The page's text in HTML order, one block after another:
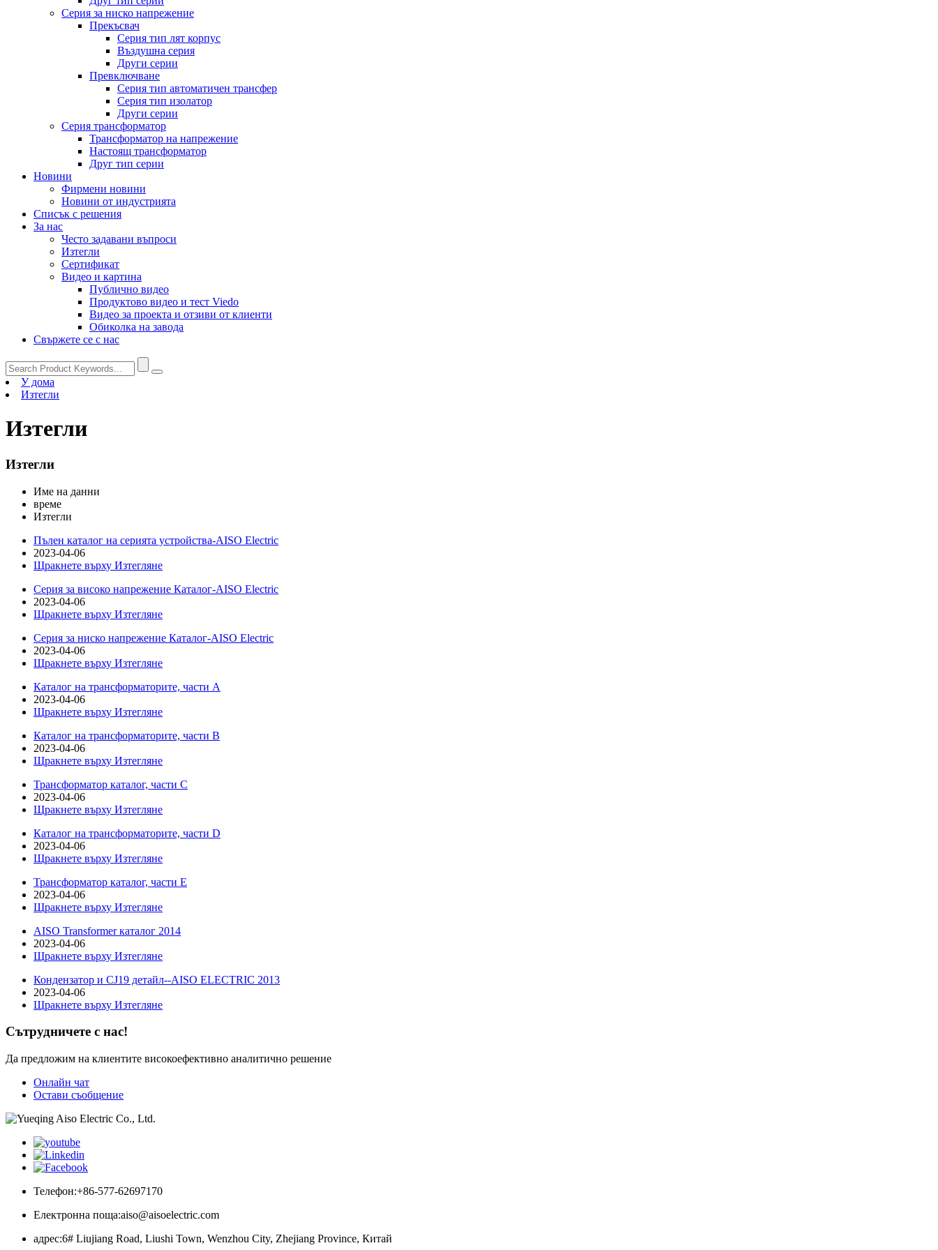
Серия за ниско напрежение
Прекъсвач
Серия тип лят корпус
Въздушна серия
Други серии
Превключване
Серия тип автоматичен трансфер
Серия тип изолатор
Други серии
Серия трансформатор
Трансформатор на напрежение
Настоящ трансформатор
Друг тип серии
Новини
Фирмени новини
Новини от индустрията
Списък с решения
За нас
Често задавани въпроси
Изтегли
Сертификат
Видео и картина
Публично видео
Продуктово видео и тест Viedo
Видео за проекта и отзиви от клиенти
Обиколка на завода
Свържете се с нас
У дома
Изтегли
Изтегли
Изтегли
Име на данни
време
Изтегли
Пълен каталог на серията устройства-AISO Electric
2023-04-06
Щракнете върху Изтегляне
Серия за високо напрежение Каталог-AISO Electric
2023-04-06
Щракнете върху Изтегляне
Серия за ниско напрежение Каталог-AISO Electric
2023-04-06
Щракнете върху Изтегляне
Каталог на трансформаторите, части А
2023-04-06
Щракнете върху Изтегляне
Каталог на трансформаторите, части B
2023-04-06
Щракнете върху Изтегляне
Трансформатор каталог, части C
2023-04-06
Щракнете върху Изтегляне
Каталог на трансформаторите, части D
2023-04-06
Щракнете върху Изтегляне
Трансформатор каталог, части E
2023-04-06
Щракнете върху Изтегляне
AISO Transformer каталог 2014
2023-04-06
Щракнете върху Изтегляне
Кондензатор и CJ19 детайл--AISO ELECTRIC 2013
2023-04-06
Щракнете върху Изтегляне
Сътрудничете с нас!
Да предложим на клиентите високоефективно аналитично решение
Онлайн чат
Остави съобщение
Телефон:+86-577-62697170
Електронна поща:aiso@aisoelectric.com
адрес:6# Liujiang Road, Liushi Town, Wenzhou City, Zhejiang Province, Китай